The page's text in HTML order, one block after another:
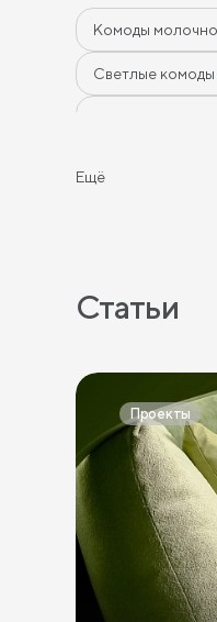
Комоды
Светлые комоды
Ещё
Статьи
Проекты